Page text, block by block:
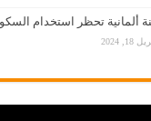
ألمانية تحظر استخدام
18, 2024